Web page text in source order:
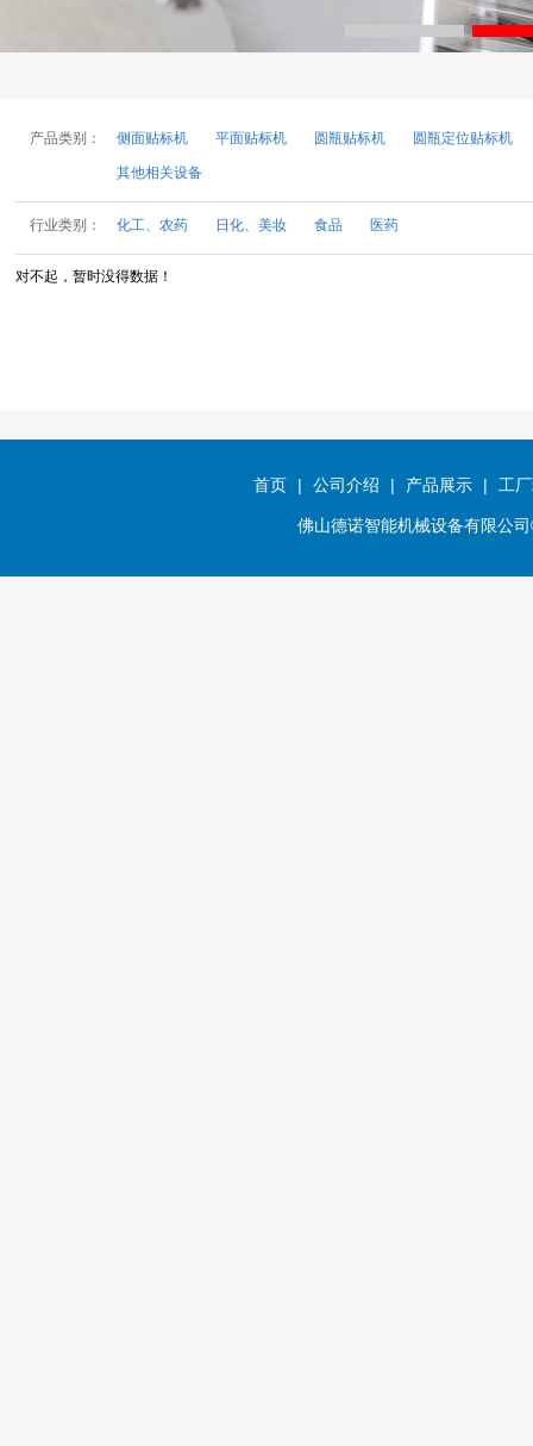
产品类别： 侧面贴标机 平面贴标机 圆瓶贴标机 圆瓶定位贴标机
其他相关设备
行业类别： 化工、农药 日化、美妆 食品 医药
对不起，暂时没得数据！
首页 | 公司介绍 | 产品展示 | 工
佛山德诺智能机械设备有限公